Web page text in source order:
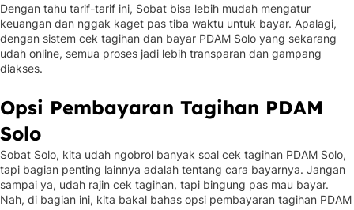
Dengan tahu tarif-tarif ini, Sobat bisa lebih mudah mengatur
keuangan dan nggak kaget pas tiba waktu untuk bayar. Apalagi,
dengan sistem cek tagihan dan bayar PDAM Solo yang sekarang
udah online, semua proses jadi lebih transparan dan gampang
diakses.
Opsi Pembayaran Tagihan PDAM
Solo
Sobat Solo, kita udah ngobrol banyak soal cek tagihan PDAM Solo,
tapi bagian penting lainnya adalah tentang cara bayarnya. Jangan
sampai ya, udah rajin cek tagihan, tapi bingung pas mau bayar.
Nah, di bagian ini, kita bakal bahas opsi pembayaran tagihan PDAM